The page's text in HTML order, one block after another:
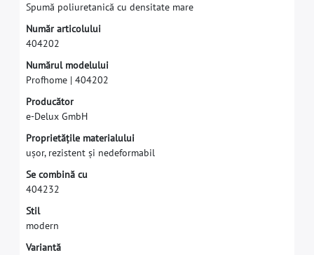
Spumă poliuretanică cu densitate mare
Număr articolului
404202
Numărul modelului
Profhome | 404202
Producător
e-Delux GmbH
Proprietățile materialului
ușor, rezistent și nedeformabil
Se combină cu
404232
Stil
modern
Variantă